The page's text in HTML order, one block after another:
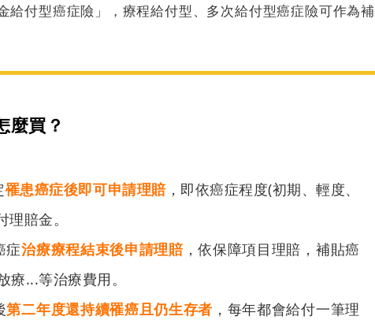
給付型癌症險」，療程給付型、多次給付型癌症險可作為補
麼買？
罹患癌症後即可申請理賠，即依癌症程度(初期、輕度、
賠金。
症治療療程結束後申請理賠，依保障項目理賠， 補貼癌
療...等治療費用。
第二年度還持續罹癌且仍生存者 ，每年都會給付一筆理